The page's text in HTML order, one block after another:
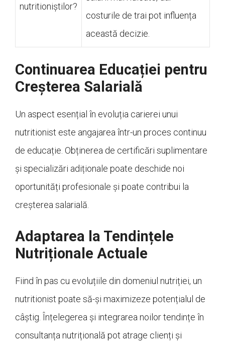
nutritioniștilor?
costurile de trai pot influența
această decizie.
Continuarea Educației pentru
Creșterea Salarială
Un aspect esențial în evoluția carierei unui
nutritionist este angajarea într-un proces continuu
de educație. Obținerea de certificări suplimentare
și specializări adiționale poate deschide noi
oportunități profesionale și poate contribui la
creșterea salarială.
Adaptarea la Tendințele
Nutriționale Actuale
Fiind în pas cu evoluțiile din domeniul nutriției, un
nutritionist poate să-și maximizeze potențialul de
câștig. Înțelegerea și integrarea noilor tendințe în
consultanța nutrițională pot atrage clienți și